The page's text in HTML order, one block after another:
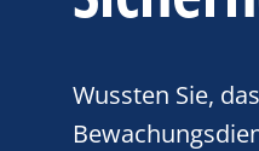
Wussten Sie,